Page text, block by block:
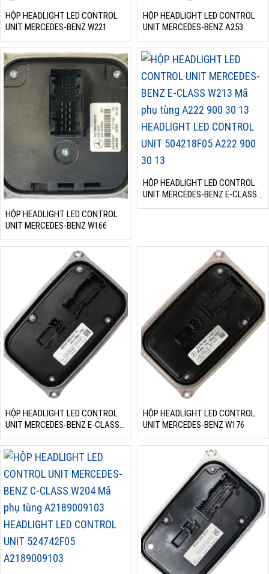
HỘP HEADLIGHT LED CONTROL
UNIT MERCEDES-BENZ W221
HỘP HEADLIGHT LED CONTROL
UNIT MERCEDES-BENZ A253
HỘP HEADLIGHT LED CONTROL
UNIT MERCEDES-BENZ W166
HỘP HEADLIGHT LED CONTROL
UNIT MERCEDES-BENZ E-CLASS
W213
HỘP HEADLIGHT LED CONTROL
UNIT MERCEDES-BENZ E-CLASS
W238
HỘP HEADLIGHT LED CONTROL
UNIT MERCEDES-BENZ W176